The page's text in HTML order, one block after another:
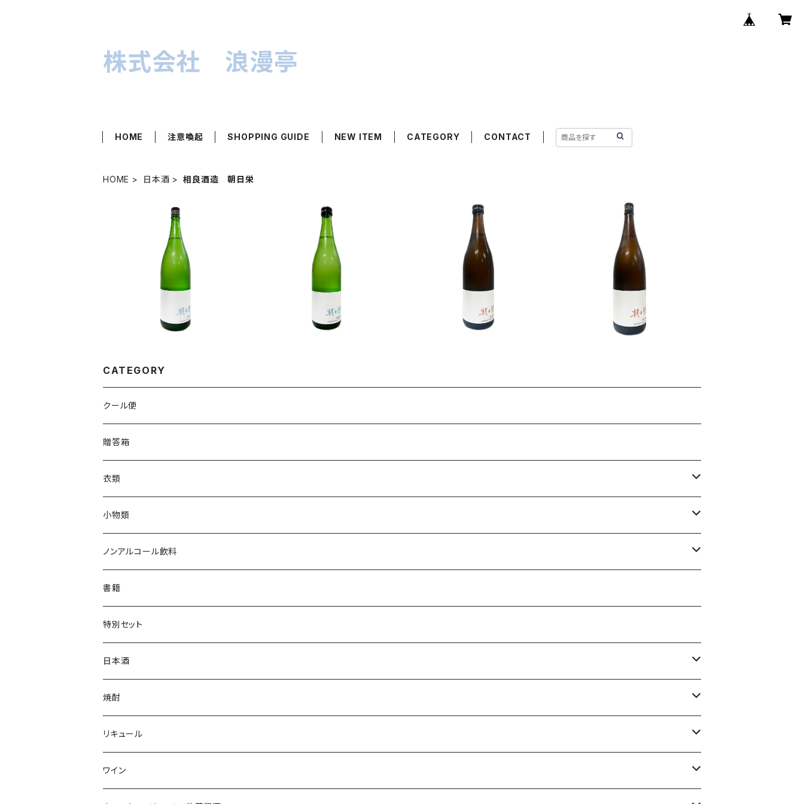
株式会社 浪漫亭
HOME 注意喚起 SHOPPING GUIDE NEW ITEM CATEGORY CONTACT
HOME 日本酒 相良酒造 朝日栄
朝日榮 純米吟醸 -Summer
Edition- 1800ml
¥4,246
SOLD OUT
朝日榮 純米吟醸 -Summer
SOLD OUT
朝日榮 純米吟醸 -Autumn
SOLD OUT
朝日榮 純米吟醸 -Autumn
Edition- 1800ml
¥3,685
SOLD OUT
CATEGORY
クール便
贈答箱
衣類
Tシャツ
ジャンパー
帽子・ニット帽
タオル・トートバッグ
小物類
枡
絵馬
キーホルダー
ミニゼッケン
ノンアルコール飲料
水
サイダー
甘酒
天然炭酸水
書籍
特別セット
日本酒
シェフヒロ×市野屋
浪漫亭企画商品
八戸酒造 陸奥八仙
焼酎
ｻｸﾗｵﾌﾞﾙﾜﾘｰ ダルマ焼酎
尾鈴山蒸留所 山ねこ 山猿 山翡翠 など
リキュール
ｻｸﾗｵﾌﾞﾙﾜﾘ- 紫蘇ダルマ
ワイン